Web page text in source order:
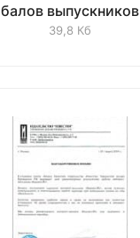
балов выпускников
39,8 Кб